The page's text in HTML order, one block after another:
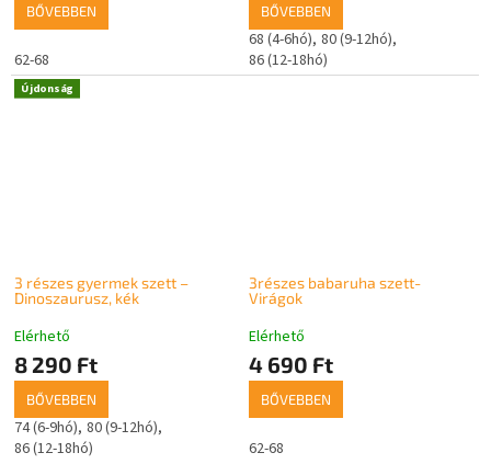
BŐVEBBEN
62-68
BŐVEBBEN
68 (4-6hó) 80 (9-12hó)
86 (12-18hó)
Újdonság
3 részes gyermek szett –
Dinoszaurusz, kék
Elérhető
8 290 Ft
BŐVEBBEN
74 (6-9hó) 80 (9-12hó)
86 (12-18hó)
3részes babaruha szett-
Virágok
Elérhető
4 690 Ft
BŐVEBBEN
62-68